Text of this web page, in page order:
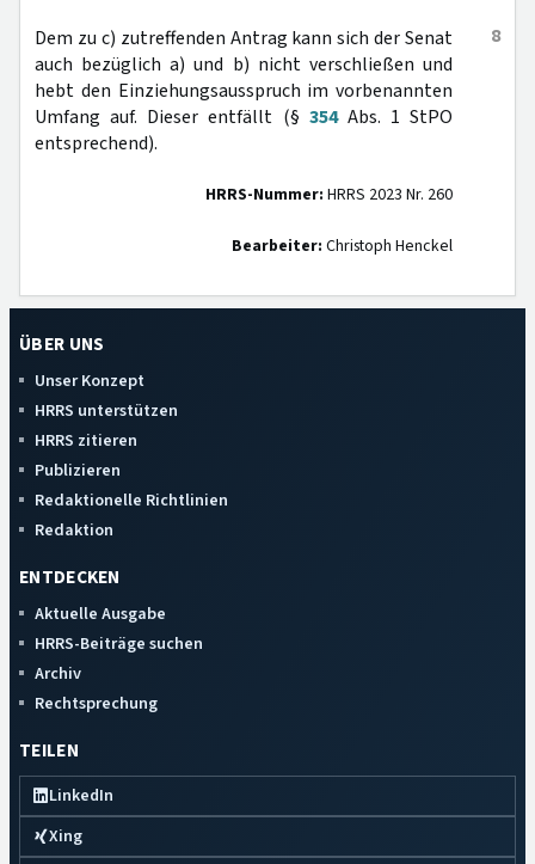
8
Dem zu c) zutreffenden Antrag kann sich der Senat
auch bezüglich a) und b) nicht verschließen und
hebt den Einziehungsausspruch im vorbenannten
Umfang auf. Dieser entfällt (§ 354Abs. 1 StPO
entsprechend).
HRRS-Nummer: HRRS 2023 Nr. 260
Bearbeiter: Christoph Henckel
ÜBER UNS
Unser Konzept
HRRS unterstützen
HRRS zitieren
Publizieren
Redaktionelle Richtlinien
Redaktion
ENTDECKEN
Aktuelle Ausgabe
HRRS-Beiträge suchen
Archiv
Rechtsprechung
TEILEN
LinkedIn
Xing